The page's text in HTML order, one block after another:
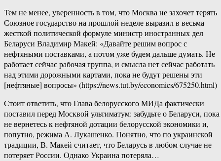
Тем не менее, уверенность в том, что Москва не захочет терять
Союзное государство на прошлой неделе выразил в весьма
жесткой политической формуле министр иностранных дел
Беларуси Владимир Макей: «Давайте решим вопрос с
нефтяными поставками, а потом уже будем дальше думать. Не
работает сейчас рабочая группа, и смысла нет сейчас работать
над этими дорожными картами, пока не будут решены эти
[нефтяные] вопросы» (https://news.tut.by/economics/675250.html)
Стоит ответить, что Глава белорусского МИДа фактически
поставил перед Москвой ультиматум: забудьте о Беларуси, пока
не вернетесь к нефтяной дотации белорусской экономики и,
попутно, режима А. Лукашенко. Понятно, что по украинской
традиции, В. Макей считает, что Беларусь в любом случае не
потеряет России. Однако Украина потеряла…